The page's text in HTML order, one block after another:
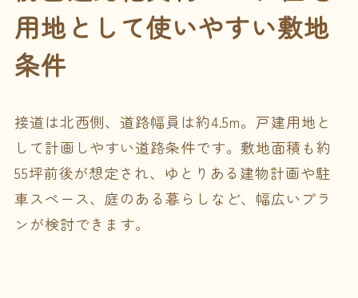
用地として使いやすい敷地
条件
接道は北西側、道路幅員は約4.5m。戸建用地と
して計画しやすい道路条件です。敷地面積も約
55坪前後が想定され、ゆとりある建物計画や駐
車スペース、庭のある暮らしなど、幅広いプラ
ンが検討できます。